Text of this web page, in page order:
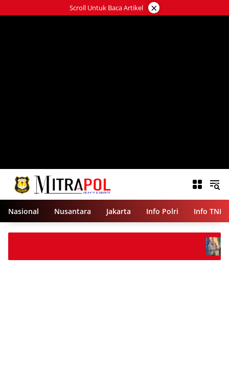
ke
Scroll Untuk Baca Artikel ×
Nasional Nusantara Jakarta Info Polri Info TNI
Temu Karya VIII Karang
Pemprov Dorong Pemuda
Ekonomi Desa